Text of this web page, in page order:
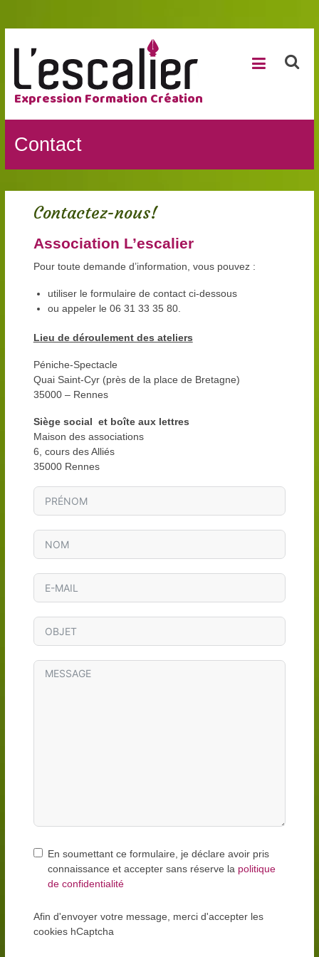
Expression Formation Création
Contact
Contactez-nous!
Association L’escalier
Pour toute demande d’information, vous pouvez :
utiliser le formulaire de contact ci-dessous
ou appeler le 06 31 33 35 80.
Lieu de déroulement des ateliers
Péniche-Spectacle
Quai Saint-Cyr (près de la place de Bretagne)
35000 – Rennes
Siège social et boîte aux lettres
Maison des associations
6, cours des Alliés
35000 Rennes
En soumettant ce formulaire, je déclare avoir pris
connaissance et accepter sans réserve la politique
de confidentialité
Afin d'envoyer votre message, merci d'accepter les
cookies hCaptcha